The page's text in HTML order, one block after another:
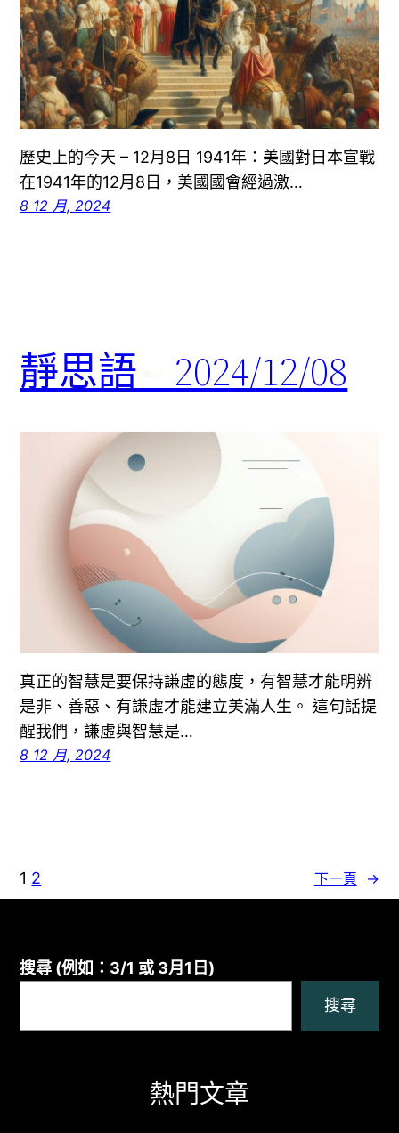
歷史上的今天 – 12月8日 1941年：美國對日本宣戰
在1941年的12月8日，美國國會經過激…
8 12 月, 2024
靜思語 – 2024/12/08
真正的智慧是要保持謙虛的態度，有智慧才能明辨
是非、善惡、有謙虛才能建立美滿人生。 這句話提
醒我們，謙虛與智慧是…
8 12 月, 2024
1 2 下一頁 →
搜尋 (例如：3/1 或 3月1日)
搜尋
熱門文章